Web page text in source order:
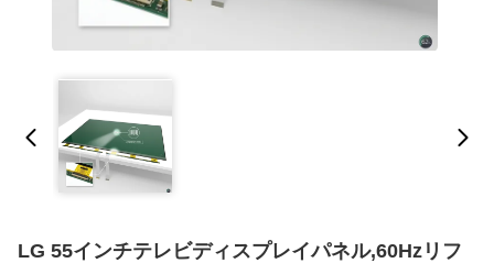
LG 55インチテレビディスプレイパネル,60Hzリフ